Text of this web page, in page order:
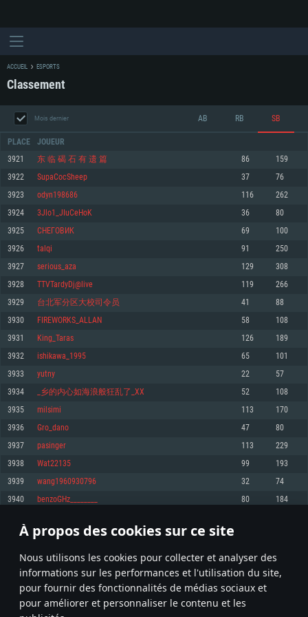
À propos des cookies sur ce site
Nous utilisons les cookies pour collecter et analyser des
informations sur les performances et l'utilisation du site,
pour fournir des fonctionnalités de médias sociaux et
pour améliorer et personnaliser le contenu et les
CONFIGURATION SYSTÈME REQUISE
Minimum
OS: Windows 10 (64 bit)
Processeur: Dual-Core 2.2 GHz
Mémoire: 4 GB
Carte graphique supportant DirectX 11: AMD Radeon 77XX / NVIDIA
GeForce GTX 660. La résolution minimale supportée par le jeu est de 720p
Connection: Connexion Internet à haut débit
Disque dur: 23.1 Go (client minimal)
Recommandée
1060 et plus, Radeon RX 570 et plus.
Disque dur: 75.9 Go (client complet)
Minimum
OS: Mac OS Big Sur 11.0 ou plus récent
Processeur: Core i5, minimum 2.2GHz (Les processeurs Intel Xeon ne sont
pas supportés)
Mémoire: 6 GB
Carte graphique: Intel Iris Pro 5200 (Mac), ou analogue AMD/Nvidia. La
résolution minimale supportée par le jeu est de 720p.
Connection: Connexion Internet à haut débit
Disque dur: 62,2 Go (client minimal)
Recommandée
OS: Mac OS Big Sur 11.0 ou plus récent
Processeur: Core i7 (Les processeurs Intel Xeon ne sont pas supportés)
Mémoire: 8 GB
Carte graphique: Radeon Vega II ou plus avec support de Metal
Disque dur: 62,2 Go (client complet)
Minimum
OS: Les configurations Linux 64 bits les plus modernes
Processeur: Dual-Core 2.4 GHz
Mémoire: 4 GB
Carte graphique: NVIDIA 660 avec les derniers drivers (moins de 6 mois) /
de même pour AMD (La résolution minimale supportée par le jeu est de
720p)
Connection: Connexion Internet à haut débit
Disque dur: 62,2 Go (client minimal)
Recommandée
OS: Ubuntu 20.04 64bit
Processeur: Intel Core i7
Mémoire: 8 GB
Carte graphique: NVIDIA 1060 avec les derniers drivers (moins de 6 mois) /
6 mois et supportant Vulkan
Connection: Connexion Internet à haut débit
Disque dur: 60,2 Go (client complet)
ACCUEIL ESPORTS
Classement
Mois dernier AB RB SB
PLACE JOUEUR
3921 东 临 碣 石 有 遗 篇 86 159
3922 SupaCocSheep 37 76
3923 odyn198686 116 262
3924 3Jlo1_JIuCeHoK 36 80
3925 СНЕГОВИК 69 100
3926 talqi 91 250
3927 serious_aza 129 308
3928 TTVTardyDj@live 119 266
3929 台北军分区大校司令员 41 88
3930 FIREWORKS_ALLAN 58 108
3931 King_Taras 126 189
3932 ishikawa_1995 65 101
3933 yutny 22 57
3934 _乡的内心如海浪般狂乱了_XX 52 108
3935 milsimi 113 170
3936 Gro_dano 47 80
3937 pasinger 113 229
3938 Wat22135 99 193
3939 wang1960930796 32 74
3940 benzoGHz________ 80 184
* Classement mis à jour quotidiennement
196 197 198 297